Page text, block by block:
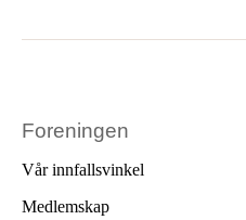
Foreningen
Vår innfallsvinkel
Medlemskap